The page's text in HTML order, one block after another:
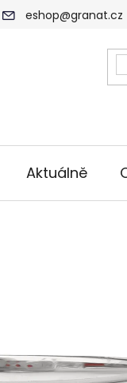
eshop@granat.cz
Aktuálně